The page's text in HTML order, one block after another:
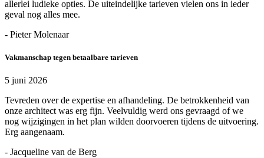
allerlei ludieke opties. De uiteindelijke tarieven vielen ons in ieder
geval nog alles mee.
- Pieter Molenaar
Vakmanschap tegen betaalbare tarieven
5 juni 2026
Tevreden over de expertise en afhandeling. De betrokkenheid van
onze architect was erg fijn. Veelvuldig werd ons gevraagd of we
nog wijzigingen in het plan wilden doorvoeren tijdens de uitvoering.
Erg aangenaam.
- Jacqueline van de Berg